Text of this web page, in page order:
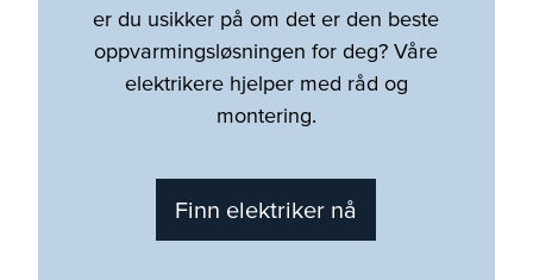
er du usikker på om det er den beste
oppvarmingsløsningen for deg? Våre
elektrikere hjelper med råd og
montering.
Finn elektriker nå